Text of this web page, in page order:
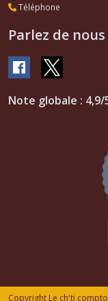
Téléphone
Parlez de nous
Note globale : 4,9/
Copyright Le ch'ti